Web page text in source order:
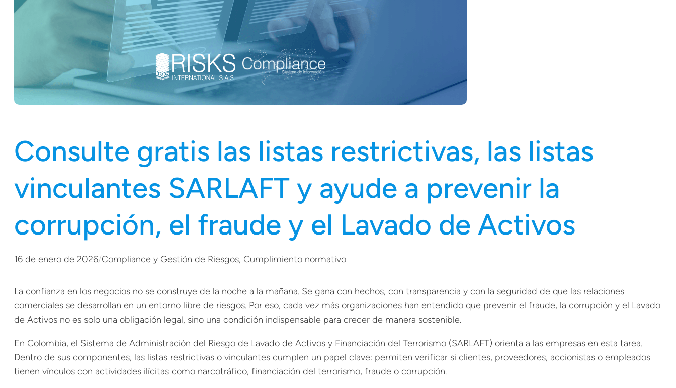
Consulte gratis las listas restrictivas, las listas
vinculantes SARLAFT y ayude a prevenir la
corrupción, el fraude y el Lavado de Activos
16 de enero de 2026/Compliance y Gestión de Riesgos, Cumplimiento normativo
La confianza en los negocios no se construye de la noche a la mañana. Se gana con hechos, con transparencia y con la seguridad de que las relaciones
comerciales se desarrollan en un entorno libre de riesgos. Por eso, cada vez más organizaciones han entendido que prevenir el fraude, la corrupción y el Lavado
de Activos no es solo una obligación legal, sino una condición indispensable para crecer de manera sostenible.
En Colombia, el Sistema de Administración del Riesgo de Lavado de Activos y Financiación del Terrorismo (SARLAFT) orienta a las empresas en esta tarea.
Dentro de sus componentes, las listas restrictivas o vinculantes cumplen un papel clave: permiten verificar si clientes, proveedores, accionistas o empleados
tienen vínculos con actividades ilícitas como narcotráfico, financiación del terrorismo, fraude o corrupción.